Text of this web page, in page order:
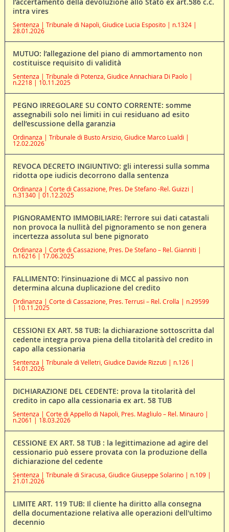
intra vires
Sentenza | Tribunale di Napoli, Giudice Lucia Esposito | n.1324 |
28.01.2026
MUTUO: l’allegazione del piano di ammortamento non
costituisce requisito di validità
Sentenza | Tribunale di Potenza, Giudice Annachiara Di Paolo |
n.2218 | 10.11.2025
PEGNO IRREGOLARE SU CONTO CORRENTE: somme
assegnabili solo nei limiti in cui residuano ad esito
dell’escussione della garanzia
Ordinanza | Tribunale di Busto Arsizio, Giudice Marco Lualdi |
12.02.2026
REVOCA DECRETO INGIUNTIVO: gli interessi sulla somma
ridotta ope iudicis decorrono dalla sentenza
Ordinanza | Corte di Cassazione, Pres. De Stefano -Rel. Guizzi |
n.31340 | 01.12.2025
PIGNORAMENTO IMMOBILIARE: l’errore sui dati catastali
non provoca la nullità del pignoramento se non genera
incertezza assoluta sul bene pignorato
Ordinanza | Corte di Cassazione, Pres. De Stefano – Rel. Gianniti |
n.16216 | 17.06.2025
FALLIMENTO: l’insinuazione di MCC al passivo non
determina alcuna duplicazione del credito
Ordinanza | Corte di Cassazione, Pres. Terrusi – Rel. Crolla | n.29599
| 10.11.2025
CESSIONI EX ART. 58 TUB: la dichiarazione sottoscritta dal
cedente integra prova piena della titolarità del credito in
capo alla cessionaria
Sentenza | Tribunale di Velletri, Giudice Davide Rizzuti | n.126 |
14.01.2026
DICHIARAZIONE DEL CEDENTE: prova la titolarità del
credito in capo alla cessionaria ex art. 58 TUB
Sentenza | Corte di Appello di Napoli, Pres. Magliulo – Rel. Minauro |
n.2061 | 18.03.2026
CESSIONE EX ART. 58 TUB : la legittimazione ad agire del
cessionario può essere provata con la produzione della
dichiarazione del cedente
Sentenza | Tribunale di Siracusa, Giudice Giuseppe Solarino | n.109 |
21.01.2026
LIMITE ART. 119 TUB: Il cliente ha diritto alla consegna
della documentazione relativa alle operazioni dell'ultimo
decennio